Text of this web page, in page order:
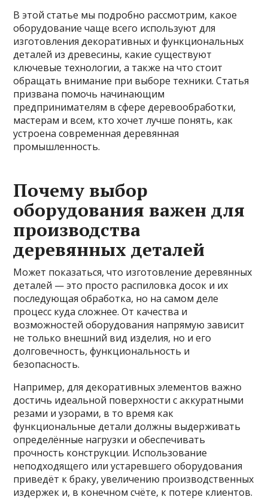
В этой статье мы подробно рассмотрим, какое
оборудование чаще всего используют для
изготовления декоративных и функциональных
деталей из древесины, какие существуют
ключевые технологии, а также на что стоит
обращать внимание при выборе техники. Статья
призвана помочь начинающим
предпринимателям в сфере деревообработки,
мастерам и всем, кто хочет лучше понять, как
устроена современная деревянная
промышленность.
Почему выбор
оборудования важен для
производства
деревянных деталей
Может показаться, что изготовление деревянных
деталей — это просто распиловка досок и их
последующая обработка, но на самом деле
процесс куда сложнее. От качества и
возможностей оборудования напрямую зависит
не только внешний вид изделия, но и его
долговечность, функциональность и
безопасность.
Например, для декоративных элементов важно
достичь идеальной поверхности с аккуратными
резами и узорами, в то время как
функциональные детали должны выдерживать
определённые нагрузки и обеспечивать
прочность конструкции. Использование
неподходящего или устаревшего оборудования
приведёт к браку, увеличению производственных
издержек и, в конечном счёте, к потере клиентов.